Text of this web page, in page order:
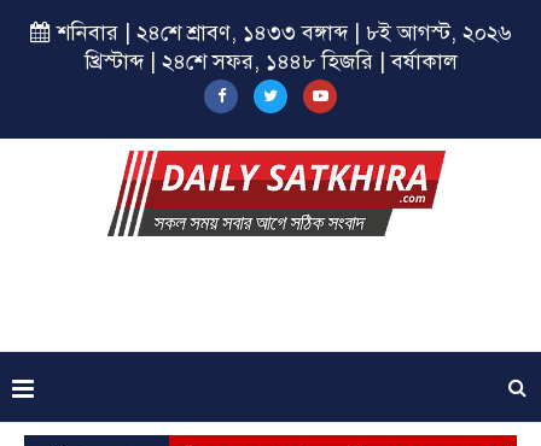
শনিবার | ২৪শে শ্রাবণ, ১৪৩৩ বঙ্গাব্দ | ৮ই আগস্ট, ২০২৬
খ্রিস্টাব্দ | ২৪শে সফর, ১৪৪৮ হিজরি | বর্ষাকাল